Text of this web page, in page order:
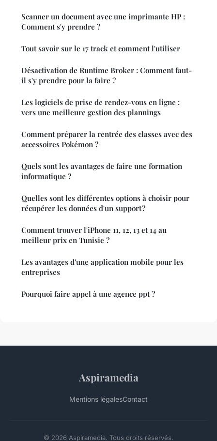
Scanner un document avec une imprimante HP :
Comment s'y prendre ?
Tout savoir sur le 17 track et comment l'utiliser
Désactivation de Runtime Broker : Comment faut-
il s'y prendre pour la faire ?
Les logiciels de prise de rendez-vous en ligne :
vers une meilleure gestion des plannings
Comment préparer la rentrée des classes avec des
accessoires Pokémon ?
Quels sont les avantages de faire une formation
informatique ?
Quelles sont les différentes options à choisir pour
récupérer les données d'un support ?
Comment trouver l'iPhone 11, 12, 13 et 14 au
meilleur prix en Tunisie ?
Les avantages d'une application mobile pour les
entreprises
Pourquoi faire appel à une agence ppt ?
Aspiramedia
Mentions légalesContact
© 2026 Aspiramedia. Tous droits réservés.